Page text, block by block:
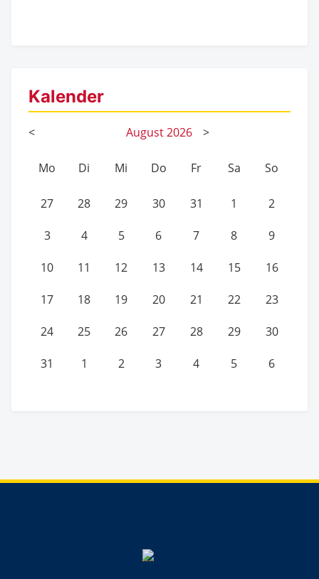
Kalender
< August2026 >
Mo Di Mi Do Fr Sa So
27 28 29 30 31 1 2
3 4 5 6 7 8 9
10 11 12 13 14 15 16
17 18 19 20 21 22 23
24 25 26 27 28 29 30
31 1 2 3 4 5 6